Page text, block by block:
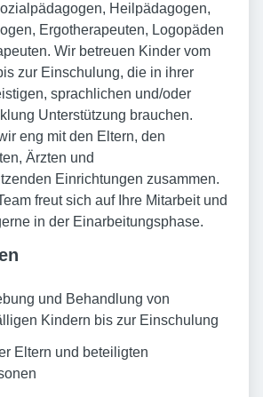
Heilpädagogen,
Ergotherapeuten, Logopäden
Wir betreuen Kinder vom
zur Einschulung, die in ihrer
sprachlichen und/oder
Unterstützung brauchen.
eng mit den Eltern, den
Ärzten und
Einrichtungen zusammen.
freut sich auf Ihre Mitarbeit und
in der Einarbeitungsphase.
und Behandlung von
Kindern bis zur Einschulung
Eltern und beteiligten